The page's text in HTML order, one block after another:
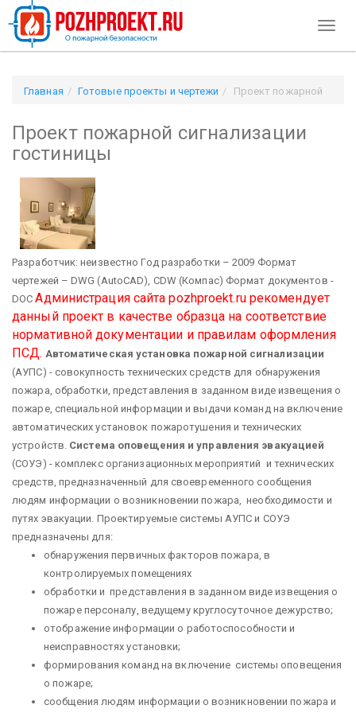
Главная Готовые проекты и чертежи
Проект пожарной
Проект пожарной сигнализации
гостиницы
Разработчик: неизвестно Год разработки – 2009 Формат
чертежей – DWG (AutoCAD), CDW (Компас) Формат документов -
DOCАдминистрация сайта pozhproekt.ru рекомендует
данный проект в качестве образца на соответствие
нормативной документации и правилам оформления
ПСД. Автоматическая установка пожарной сигнализации
(АУПС) - совокупность технических средств для обнаружения
пожара, обработки, представления в заданном виде извещения о
пожаре, специальной информации и выдачи команд на включение
автоматических установок пожаротушения и технических
устройств. Система оповещения и управления эвакуацией
(СОУЭ) - комплекс организационных мероприятий и технических
средств, предназначенный для своевременного сообщения
людям информации о возникновении пожара, необходимости и
путях эвакуации. Проектируемые системы АУПС и СОУЭ
предназначены для:
обнаружения первичных факторов пожара, в
контролируемых помещениях
обработки и представления в заданном виде извещения о
пожаре персоналу, ведущему круглосуточное дежурство;
отображение информации о работоспособности и
неисправностях установки;
формирования команд на включение системы оповещения
о пожаре;
сообщения людям информации о возникновении пожара и